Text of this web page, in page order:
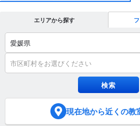
エリアから探す
愛媛県
市区町村をお選びください
現在地から近くの教